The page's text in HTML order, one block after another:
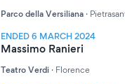
Parco della Versiliana ·
ENDED 6 MARCH 2024
Massimo Ranieri
Teatro Verdi · Florence